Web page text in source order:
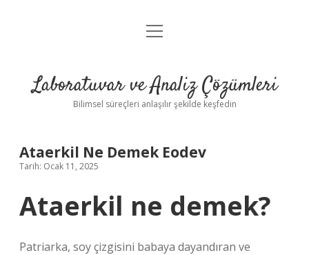
Anasayfa
Yasal Uyarı
menüyü
Laboratuvar ve Analiz Çözümleri
Bilimsel süreçleri anlaşılır şekilde keşfedin
Ataerkil Ne Demek Eodev
Tarih: Ocak 11, 2025
Ataerkil ne demek?
Patriarka, soy çizgisini babaya dayandıran ve